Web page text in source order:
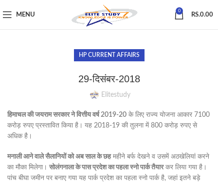
MENU
0
RS.0.00
HP CURRENT AFFAIRS
29-दिसंबर-2018
Elitestudy
हिमाचल की जयराम सरकार ने वित्तीय वर्ष 2019-20 के लिए राज्य योजना आकार 7100
करोड़ रुपए प्रस्तावित किया है। यह 2018-19 की तुलना में 800 करोड़ रुपए से
अधिक है।
मनाली आने वाले सैलानियों को अब साल के छहमहीने बर्फ देखने व उसमें अठखेलियां करने
का मौका मिलेगा। सोलंगनाला के पास प्रदेश का पहला स्नो पार्क तैयारकर लिया गया है।
पांच बीघा जमीन पर बनाए गया यह पार्क प्रदेश का पहला स्नो पार्क है, जहां इतने बड़े